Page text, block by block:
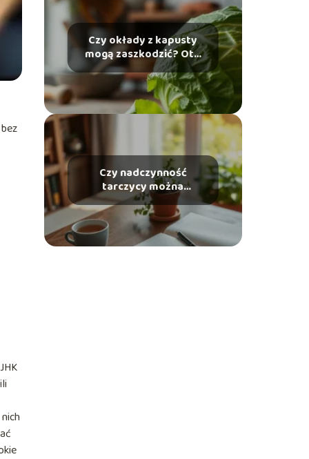
Czy okłady z kapusty
mogą zaszkodzić? Oto
co warto wiedzieć
Czy nadczynność
tarczycy można
wyleczyć? Oto
odpowiedzi na
najważniejsze pytania